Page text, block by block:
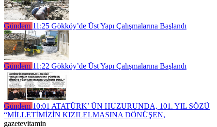
Gündem 11:25 Gökköy’de Üst Yapı Çalışmalarına Başlandı
Gündem 11:22 Gökköy’de Üst Yapı Çalışmalarına Başlandı
Gündem 10:01 ATATÜRK’ ÜN HUZURUNDA, 101. YIL SÖZÜ
“MİLLETİMİZİN KIZILELMASINA DÖNÜŞEN,
gazetevitamin